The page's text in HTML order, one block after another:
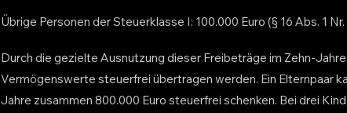
Übrige Personen der Steuerklasse I: 100.000 Euro (§ 16 Abs. 1
Durch die gezielte Ausnutzung dieser Freibeträge im Zehn-
Vermögenswerte steuerfrei übertragen werden. Ein Elternpaar
Jahre zusammen 800.000 Euro steuerfrei schenken. Bei drei